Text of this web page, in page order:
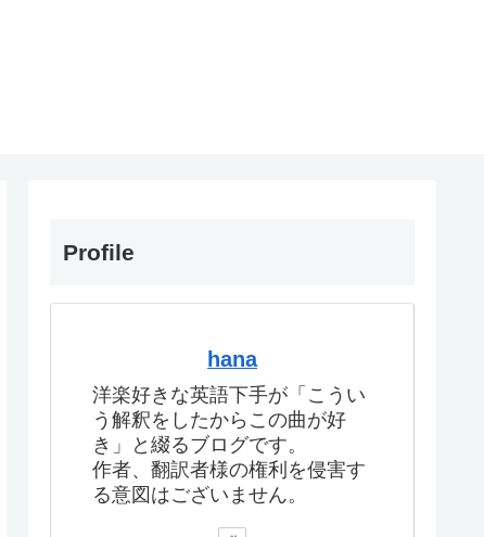
Profile
hana
洋楽好きな英語下手が「こうい
う解釈をしたからこの曲が好
き」と綴るブログです。
作者、翻訳者様の権利を侵害す
る意図はございません。